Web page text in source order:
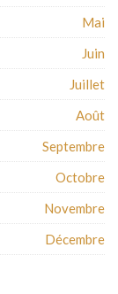
Mai
Juin
Juillet
Août
Septembre
Octobre
Novembre
Décembre